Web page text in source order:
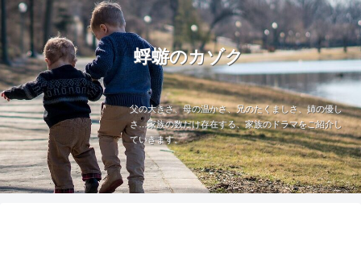
蜉蝣のカゾク
父の大きさ、母の温かさ、兄のたくましさ、姉の優し
さ…家族の数だけ存在する、家族のドラマをご紹介し
ていきます。